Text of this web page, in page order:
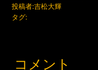
投稿者:吉松大輝
タグ:
コメント